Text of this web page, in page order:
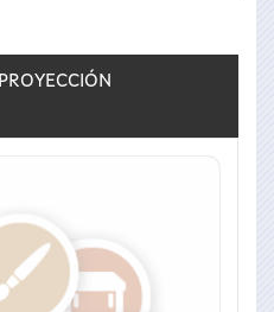
PROYECCIÓN